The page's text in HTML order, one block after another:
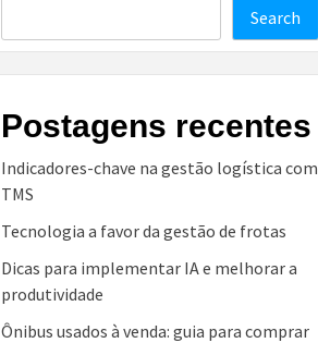
Search
Postagens recentes
Indicadores-chave na gestão logística com
TMS
Tecnologia a favor da gestão de frotas
Dicas para implementar IA e melhorar a
produtividade
Ônibus usados à venda: guia para comprar